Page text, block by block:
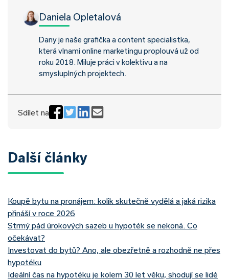
Daniela Opletalová
Dany je naše grafička a content specialistka,
která vlnami online marketingu proplouvá už od
roku 2018. Miluje práci v kolektivu a na
smysluplných projektech.
Sdílet na
Další články
Koupě bytu na pronájem: kolik skutečně vydělá a jaká rizika
přináší v roce 2026
Strmý pád úrokových sazeb u hypoték se nekoná. Co
očekávat?
Investovat do bytů? Ano, ale obezřetně a rozhodně ne přes
hypotéku
Ideální čas na hypotéku je kolem 30 let věku, shodují se lidé